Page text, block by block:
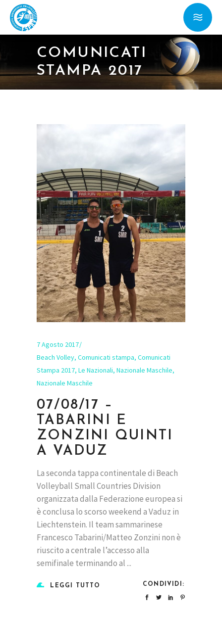
COMUNICATI
STAMPA 2017
7 Agosto 2017
Beach Volley, Comunicati stampa, Comunicati
Stampa 2017, Le Nazionali, Nazionale Maschile,
Nazionale Maschile
07/08/17 –
TABARINI E
ZONZINI QUINTI
A VADUZ
La seconda tappa continentale di Beach
Volleyball Small Countries Division
organizzata dalla Federazione europea si
è conclusa lo scorso weekend a Vaduz in
Liechtenstein. Il team sammarinese
Francesco Tabarini/Matteo Zonzini non è
riuscito a centrale l’accesso alla
semifinale terminando al
LEGGI TUTTO CONDIVIDI: